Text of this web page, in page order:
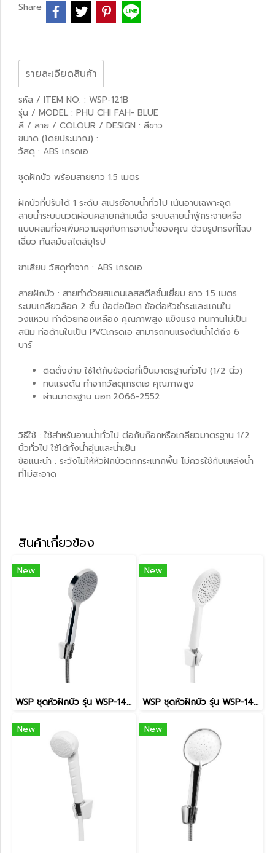
Share
รายละเอียดสินค้า
รหัส / ITEM NO. : WSP-121B
รุ่น / MODEL : PHU CHI FAH- BLUE
สี / ลาย / COLOUR / DESIGN : สีขาว
ขนาด (โดยประมาณ) :
วัสดุ : ABS เกรดเอ
ชุดฝักบัว พร้อมสายยาว 1.5 เมตร
ฝักบัวที่ปรับได้ 1 ระดับ สเปรย์อาบน้ำทั่วไป เน้นอาบเฉพาะจุด
สายน้ำระบบนวดผ่อนคลายกล้ามเนื้อ ระบบสายน้ำฟู่กระจายหรือ
แบบผสมที่จะเพิ่มความสุขกับการอาบน้ำของคุณ ด้วยรูปทรงที่โฉบ
เฉี่ยว ทันสมัยสไตล์ยุโรป
ขาเสียบ วัสดุทำจาก : ABS เกรดเอ
สายฝักบัว : สายทำด้วยสแตนเลสสตีลชั้นเยี่ยม ยาว 1.5 เมตร
ระบบเกลียวล็อค 2 ชั้น ข้อต่อน็อต ข้อต่อหัวชำระและแกนใน
วงแหวน ทำด้วยทองเหลือง คุณภาพสูง แข็งแรง ทนทานไม่เป็น
สนิม ท่อด้านในเป็น PVCเกรดเอ สามารถทนแรงดันน้ำได้ถึง 6
บาร์
ติดตั้งง่าย ใช้ได้กับข้อต่อที่เป็นมาตรฐานทั่วไป (1/2 นิ้ว)
ทนแรงดัน ทำจากวัสดุเกรดเอ คุณภาพสูง
ผ่านมาตรฐาน มอก.2066-2552
วิธีใช้ : ใช้สำหรับอาบน้ำทั่วไป ต่อกับก๊อกหรือเกลียวมาตรฐาน 1/2
นิ้วทั่วไป ใช้ได้ทั้งน้ำอุ่นและน้ำเย็น
ข้อแนะนำ : ระวังไม่ให้หัวฝักบัวตกกระแทกพื้น ไม่ควรใช้กับแหล่งน้ำ
ที่ไม่สะอาด
สินค้าเกี่ยวข้อง
New
WSP ชุดหัวฝักบัว รุ่น WSP-149C
New
WSP ชุดหัวฝักบัว รุ่น WSP-149W
New New